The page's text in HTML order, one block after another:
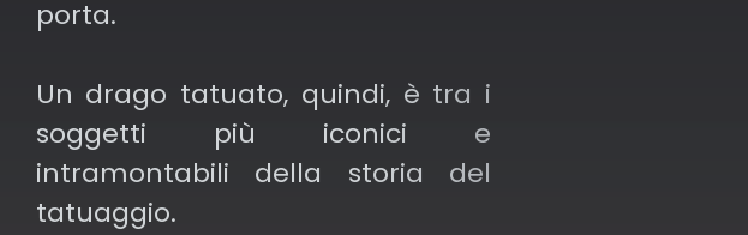
porta.
Un drago tatuato, quindi, è tra i
soggetti più iconici e
intramontabili della storia del
tatuaggio.